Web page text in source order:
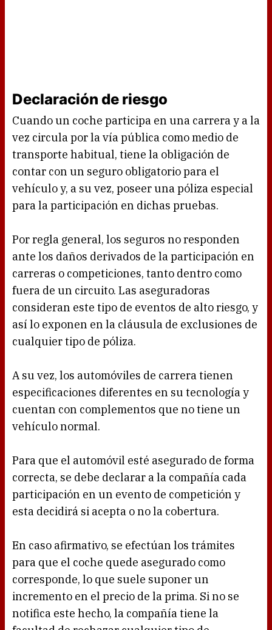
Declaración de riesgo
Cuando un coche participa en una carrera y a la
vez circula por la vía pública como medio de
transporte habitual, tiene la obligación de
contar con un seguro obligatorio para el
vehículo y, a su vez, poseer una póliza especial
para la participación en dichas pruebas.
Por regla general, los seguros no responden
ante los daños derivados de la participación en
carreras o competiciones, tanto dentro como
fuera de un circuito. Las aseguradoras
consideran este tipo de eventos de alto riesgo, y
así lo exponen en la cláusula de exclusiones de
cualquier tipo de póliza.
A su vez, los automóviles de carrera tienen
especificaciones diferentes en su tecnología y
cuentan con complementos que no tiene un
vehículo normal.
Para que el automóvil esté asegurado de forma
correcta, se debe declarar a la compañía cada
participación en un evento de competición y
esta decidirá si acepta o no la cobertura.
En caso afirmativo, se efectúan los trámites
para que el coche quede asegurado como
corresponde, lo que suele suponer un
incremento en el precio de la prima. Si no se
notifica este hecho, la compañía tiene la